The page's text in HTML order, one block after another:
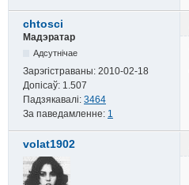
chtosci
Мадэратар
Адсутнічае
Зарэгістраваны: 2010-02-18
Допісаў: 1.507
Падзякавалі: 3464
За паведамленне: 1
volat1902